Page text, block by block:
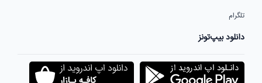
تلگرام
دانلود بیپ‌تونز